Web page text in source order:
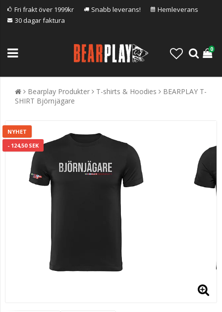
Fri frakt över 1999kr Snabb leverans!
Hemleverans
30 dagar faktura
0
Bearplay Produkter T-shirts & Hoodies
BEARPLAY T-
SHIRT Björnjägare
NYHET
- 124,50 SEK